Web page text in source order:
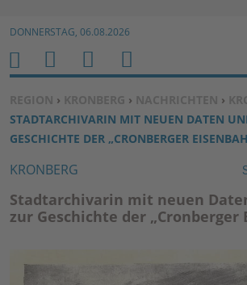
Zum Inhalt springen ↓
DONNERSTAG, 06.08.2026
SIE BEFINDEN SICH HIER:
REGION › KRONBERG › NACHRICHTEN ›
STADTARCHIVARIN MIT NEUEN DATEN
GESCHICHTE DER „CRONBERGER
KRONBERG
Stadtarchivarin mit neuen
zur Geschichte der „Cronberger
H
O
M
E
M
E
N
U
S
U
C
H
B
E
N
U
E
R